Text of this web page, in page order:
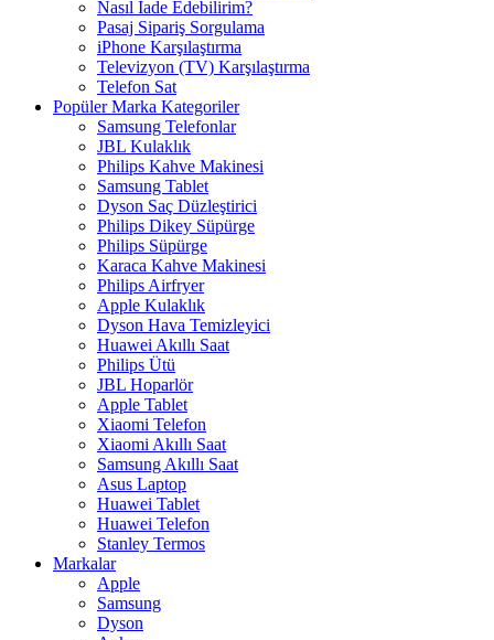
Nasıl İade Edebilirim?
Pasaj Sipariş Sorgulama
iPhone Karşılaştırma
Televizyon (TV) Karşılaştırma
Telefon Sat
Popüler Marka Kategoriler
Samsung Telefonlar
JBL Kulaklık
Philips Kahve Makinesi
Samsung Tablet
Dyson Saç Düzleştirici
Philips Dikey Süpürge
Philips Süpürge
Karaca Kahve Makinesi
Philips Airfryer
Apple Kulaklık
Dyson Hava Temizleyici
Huawei Akıllı Saat
Philips Ütü
JBL Hoparlör
Apple Tablet
Xiaomi Telefon
Xiaomi Akıllı Saat
Samsung Akıllı Saat
Asus Laptop
Huawei Tablet
Huawei Telefon
Stanley Termos
Markalar
Apple
Samsung
Dyson